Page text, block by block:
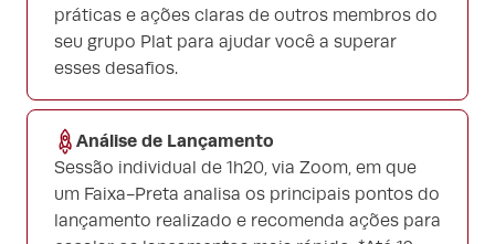
práticas e ações claras de outros membros do
seu grupo Plat para ajudar você a superar
esses desafios.
Análise de Lançamento
Sessão individual de 1h20, via Zoom, em que
um Faixa-Preta analisa os principais pontos do
lançamento realizado e recomenda ações para